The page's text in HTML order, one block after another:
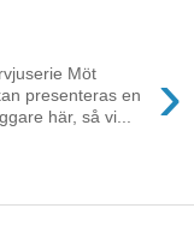
›
Möt
presenteras en
här, så vi...